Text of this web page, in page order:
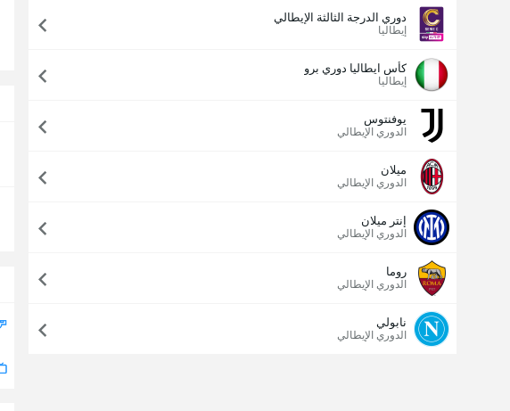
دوري الدرجة الثالثة الإيطالي
إيطاليا
كأس ايطاليا دوري برو
إيطاليا
يوفنتوس
الدوري الإيطالي
ميلان
الدوري الإيطالي
إنتر ميلان
الدوري الإيطالي
روما
الدوري الإيطالي
نابولي
الدوري الإيطالي